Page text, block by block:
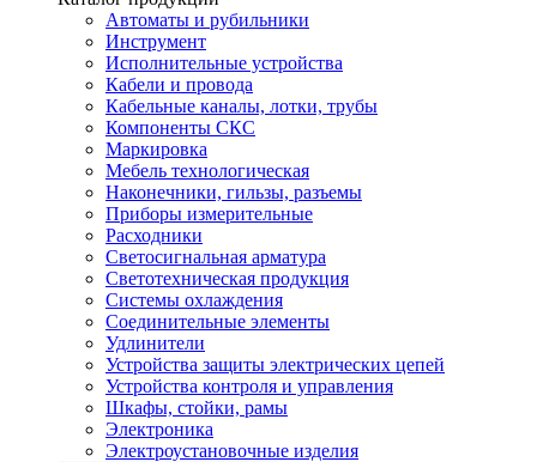
Автоматы и рубильники
Инструмент
Исполнительные устройства
Кабели и провода
Кабельные каналы, лотки, трубы
Компоненты СКС
Маркировка
Мебель технологическая
Наконечники, гильзы, разъемы
Приборы измерительные
Расходники
Светосигнальная арматура
Светотехническая продукция
Системы охлаждения
Соединительные элементы
Удлинители
Устройства защиты электрических цепей
Устройства контроля и управления
Шкафы, стойки, рамы
Электроника
Электроустановочные изделия